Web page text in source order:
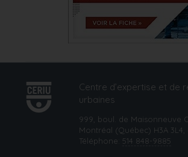
Centre d’expertise et de
urbaines
999, boul. de Maisonneuve
Montréal (Québec) H3A 3L4,
Téléphone: 514 848-9885